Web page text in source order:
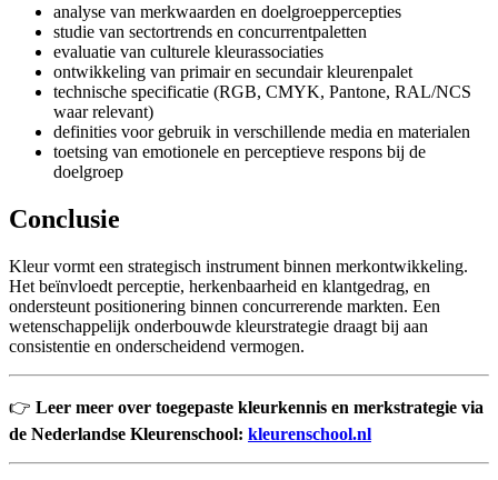
analyse van merkwaarden en doelgroeppercepties
studie van sectortrends en concurrentpaletten
evaluatie van culturele kleurassociaties
ontwikkeling van primair en secundair kleurenpalet
technische specificatie (RGB, CMYK, Pantone, RAL/NCS
waar relevant)
definities voor gebruik in verschillende media en materialen
toetsing van emotionele en perceptieve respons bij de
doelgroep
Conclusie
Kleur vormt een strategisch instrument binnen merkontwikkeling.
Het beïnvloedt perceptie, herkenbaarheid en klantgedrag, en
ondersteunt positionering binnen concurrerende markten. Een
wetenschappelijk onderbouwde kleurstrategie draagt bij aan
consistentie en onderscheidend vermogen.
👉 Leer meer over toegepaste kleurkennis en merkstrategie via
de Nederlandse Kleurenschool: kleurenschool.nl